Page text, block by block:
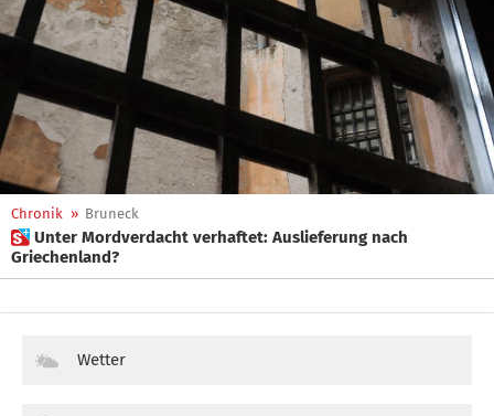
Chronik » Bruneck
 Unter Mordverdacht verhaftet: Auslieferung nach
Griechenland?
Wetter